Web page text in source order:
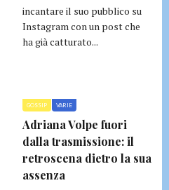
incantare il suo pubblico su
Instagram con un post che
ha già catturato...
GOSSIP VARIE
Adriana Volpe fuori
dalla trasmissione: il
retroscena dietro la sua
assenza